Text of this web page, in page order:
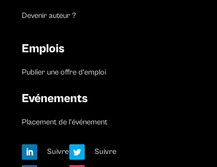
Devenir auteur ?
Emplois
Publier une offre d’emploi
Evénements
Placement de l’événement
Suivre Suivre